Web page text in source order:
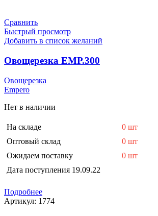
Сравнить
Быстрый просмотр
Добавить в список желаний
Овощерезка EMP.300
Овощерезка
Empero
Нет в наличии
На складе
0 шт
Оптовый склад
0 шт
Ожидаем поставку
0 шт
Дата поступления 19.09.22
Подробнее
Артикул: 1774